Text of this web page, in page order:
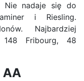
Nie nadaje się do
i Riesling.
Najbardziej
148 Fribourg, 48
AA